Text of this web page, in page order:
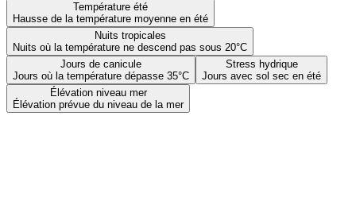
Température été
Hausse de la température moyenne en été
Nuits tropicales
Nuits où la température ne descend pas sous 20°C
Jours de canicule
Jours où la température dépasse 35°C
Stress hydrique
Jours avec sol sec en été
Élévation niveau mer
Élévation prévue du niveau de la mer